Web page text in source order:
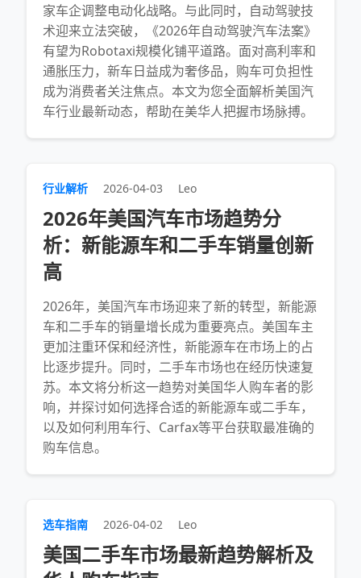
家车企调整电动化战略。与此同时，自动驾驶技
术迎来立法突破，《2026年自动驾驶汽车法案》
有望为Robotaxi规模化铺平道路。面对高利率和
通胀压力，新车日益成为奢侈品，购车可负担性
成为消费者关注焦点。本文为您全面解析美国汽
车行业最新动态，帮助在美华人把握市场脉搏。
行业解析 2026-04-03 Leo
2026年美国汽车市场趋势分
析：新能源车和二手车销量创新
高
2026年，美国汽车市场迎来了新的转型，新能源
车和二手车的销量增长成为重要亮点。美国车主
更加注重环保和经济性，新能源车在市场上的占
比逐步提升。同时，二手车市场也在经历快速复
苏。本文将分析这一趋势对美国华人购车者的影
响，并探讨如何选择合适的新能源车或二手车，
以及如何利用车行、Carfax等平台获取最准确的
购车信息。
选车指南 2026-04-02 Leo
美国二手车市场最新趋势解析及